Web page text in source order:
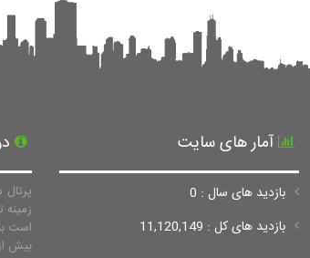
آمار های سایت
بازدید های سال : 0
بازدید های کل : 11,120,149
زمینه
است
بیش از 3 میلیون اطلاعات جمع